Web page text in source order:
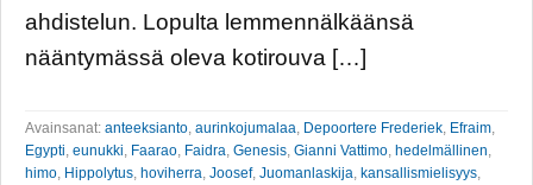
ahdistelun. Lopulta lemmennälkäänsä
nääntymässä oleva kotirouva […]
Avainsanat: anteeksianto aurinkojumalaa Depoortere Frederiek Efraim
Egypti eunukki Faarao Faidra Genesis Gianni Vattimo hedelmällinen
himo Hippolytus hoviherra Joosef, Juomanlaskija kansallismielisyys